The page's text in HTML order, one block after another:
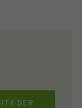
DER